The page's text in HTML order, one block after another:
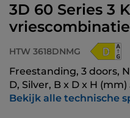
3D 60 Series 3
HTW 3618DNMG
Freestanding, 3 doors,
D, Silver, B x D x H (mm)
Bekijk alle technische